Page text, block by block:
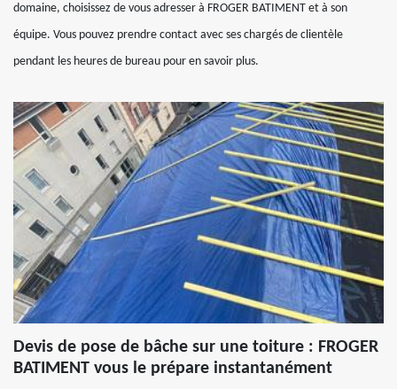
domaine, choisissez de vous adresser à FROGER BATIMENT et à son
équipe. Vous pouvez prendre contact avec ses chargés de clientèle
pendant les heures de bureau pour en savoir plus.
Devis de pose de bâche sur une toiture : FROGER
BATIMENT vous le prépare instantanément